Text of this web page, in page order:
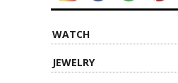
WATCH
JEWELRY